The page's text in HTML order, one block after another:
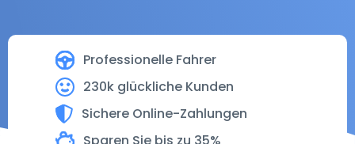
Professionelle Fahrer
230k glückliche Kunden
Sichere Online-Zahlungen